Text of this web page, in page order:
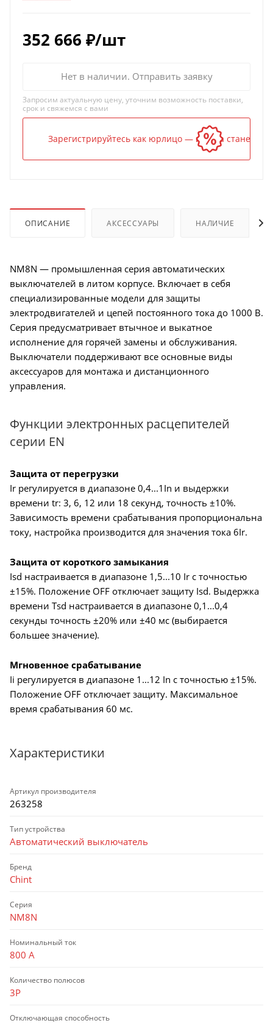
352 666 ₽/шт
Нет в наличии. Отправить заявку
Запросим актуальную цену, уточним возможность поставки,
срок и свяжемся с вами
Зарегистрируйтесь как юрлицо — и цена станет
ОПИСАНИЕ АКСЕССУАРЫ НАЛИЧИЕ
NM8N — промышленная серия автоматических
выключателей в литом корпусе. Включает в себя
специализированные модели для защиты
электродвигателей и цепей постоянного тока до 1000 В.
Серия предусматривает втычное и выкатное
исполнение для горячей замены и обслуживания.
Выключатели поддерживают все основные виды
аксессуаров для монтажа и дистанционного
управления.
Функции электронных расцепителей
серии EN
Защита от перегрузки
Ir регулируется в диапазоне 0,4...1In и выдержки
времени tr: 3, 6, 12 или 18 секунд, точность ±10%.
Зависимость времени срабатывания пропорциональна
току, настройка производится для значения тока 6Ir.
Защита от короткого замыкания
Isd настраивается в диапазоне 1,5...10 Ir с точностью
±15%. Положение OFF отключает защиту Isd. Выдержка
времени Tsd настраивается в диапазоне 0,1...0,4
секунды точность ±20% или ±40 мс (выбирается
большее значение).
Мгновенное срабатывание
Ii регулируется в диапазоне 1...12 In с точностью ±15%.
Положение OFF отключает защиту. Максимальное
время срабатывания 60 мс.
Характеристики
Артикул производителя
263258
Тип устройства
Автоматический выключатель
Бренд
Chint
Серия
NM8N
Номинальный ток
800 А
Количество полюсов
3P
Отключающая способность